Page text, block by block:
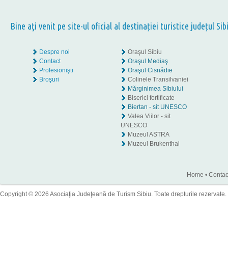
Bine aţi venit pe site-ul oficial al destinației turistice județul
Despre noi
Contact
Profesionişti
Broşuri
Oraşul Sibiu
Oraşul Mediaş
Oraşul Cisnădie
Colinele Transilvaniei
Mărginimea Sibiului
Biserici fortificate
Biertan - sit UNESCO
Valea Viilor - sit
UNESCO
Muzeul ASTRA
Muzeul Brukenthal
Home •
Copyright © 2026 Asociaţia Judeţeană de Turism Sibiu. Toate drepturile rezervate.